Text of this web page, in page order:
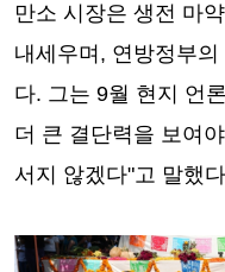
만소 시장은 생전 마
내세우며, 연방정부
다. 그는 9월 현지 언
더 큰 결단력을 보여
서지 않겠다"고 말했